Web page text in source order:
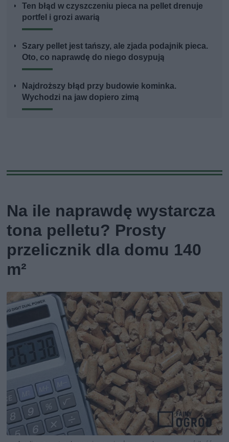
Ten błąd w czyszczeniu pieca na pellet drenuje
portfel i grozi awarią
Szary pellet jest tańszy, ale zjada podajnik pieca.
Oto, co naprawdę do niego dosypują
Najdroższy błąd przy budowie kominka.
Wychodzi na jaw dopiero zimą
Na ile naprawdę wystarcza
tona pelletu? Prosty
przelicznik dla domu 140
m²